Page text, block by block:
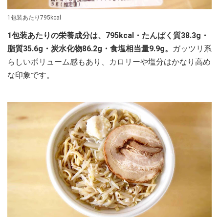
1包装あたり795kcal
1包装あたりの栄養成分は、795kcal・たんぱく質38.3g・
脂質35.6g・炭水化物86.2g・食塩相当量9.9g。
ガッツリ系
らしいボリューム感もあり、カロリーや塩分はかなり高め
な印象です。